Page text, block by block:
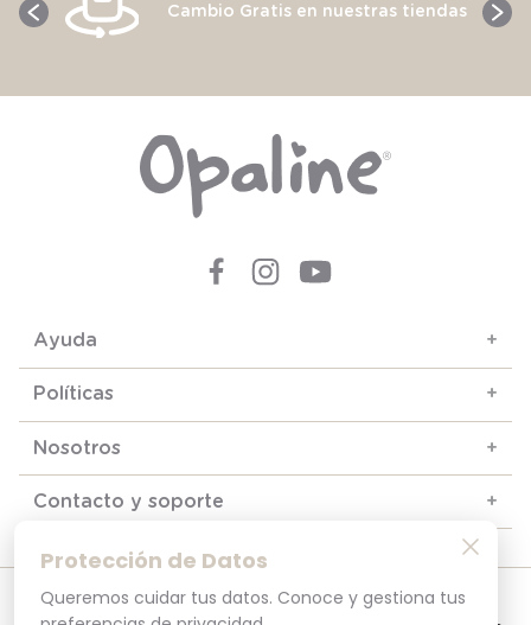
Protección de Datos
Queremos cuidar tus datos. Conoce y gestiona tus
Cambio Gratis en nuestras tiendas
Ayuda +
Políticas +
Nosotros +
Contacto y soporte +
© 2025. Todos los derechos reservados
Por tu seguridad, recuerda revisar siempre en tu navegador que el sitio que